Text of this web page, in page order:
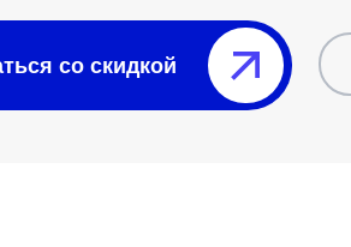
со скидкой⠀⠀⠀⠀⠀